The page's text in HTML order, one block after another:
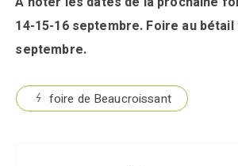
14-15-16 septembre. Foire au
septembre.
foire de Beaucroissant